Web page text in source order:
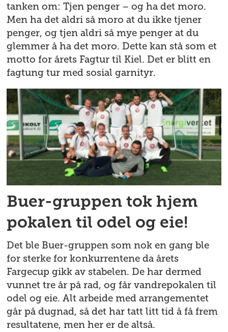
tanken om: Tjen penger – og ha det moro.
Men ha det aldri så moro at du ikke tjener
penger, og tjen aldri så mye penger at du
glemmer å ha det moro. Dette kan stå som et
motto for årets Fagtur til Kiel. Det er blitt en
fagtung tur med sosial garnityr.
Buer-gruppen tok hjem
pokalen til odel og eie!
Det ble Buer-gruppen som nok en gang ble
for sterke for konkurrentene da årets
Fargecup gikk av stabelen. De har dermed
vunnet tre år på rad, og får vandrepokalen til
odel og eie. Alt arbeide med arrangementet
går på dugnad, så det har tatt litt tid å få frem
resultatene, men her er de altså.